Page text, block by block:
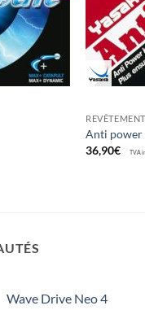
Anti power
36,90€ TVA
Wave Drive Neo 4